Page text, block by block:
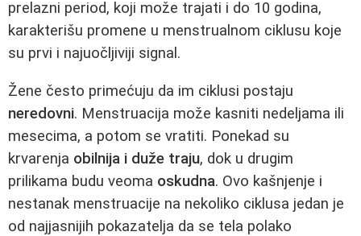
prelazni period, koji može trajati i do 10 godina,
karakterišu promene u menstrualnom ciklusu koje
su prvi i najuočljiviji signal.
Žene često primećuju da im ciklusi postaju
neredovni. Menstruacija može kasniti nedeljama ili
mesecima, a potom se vratiti. Ponekad su
krvarenja obilnija i duže traju, dok u drugim
prilikama budu veoma oskudna. Ovo kašnjenje i
nestanak menstruacije na nekoliko ciklusa jedan je
od najjasnijih pokazatelja da se tela polako